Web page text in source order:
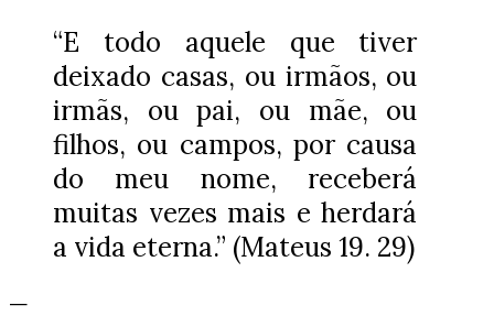
“E todo aquele que tiver
deixado casas, ou irmãos, ou
irmãs, ou pai, ou mãe, ou
filhos, ou campos, por causa
do meu nome, receberá
muitas vezes mais e herdará
a vida eterna.” (Mateus 19. 29)
—